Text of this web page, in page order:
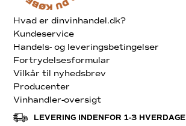
Hvad er dinvinhandel.dk?
Kundeservice
Handels- og leveringsbetingelser
Fortrydelsesformular
Vilkår til nyhedsbrev
Producenter
Vinhandler-oversigt
LEVERING INDENFOR 1-3 HVERDAGE